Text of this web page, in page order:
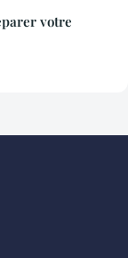
votre